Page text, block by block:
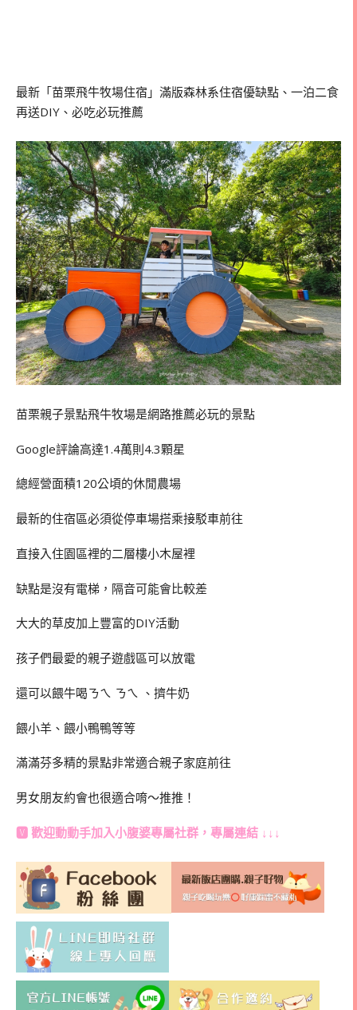
最新「苗栗飛牛牧場住宿」滿版森林系住宿優缺點、一泊二食
再送DIY、必吃必玩推薦
苗栗親子景點飛牛牧場是網路推薦必玩的景點
Google評論高達1.4萬則4.3顆星
總經營面積120公頃的休閒農場
最新的住宿區必須從停車場搭乘接駁車前往
直接入住園區裡的二層樓小木屋裡
缺點是沒有電梯，隔音可能會比較差
大大的草皮加上豐富的DIY活動
孩子們最愛的親子遊戲區可以放電
還可以餵牛喝ㄋㄟ ㄋㄟ 、擠牛奶
餵小羊、餵小鴨鴨等等
滿滿芬多精的景點非常適合親子家庭前往
男女朋友約會也很適合唷～推推！
🆅 歡迎動動手加入小腹婆專屬社群 ，專屬連結 ↓↓↓